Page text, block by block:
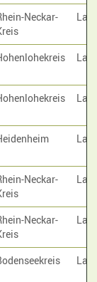
Neckar-
Neckar-
Neckar-